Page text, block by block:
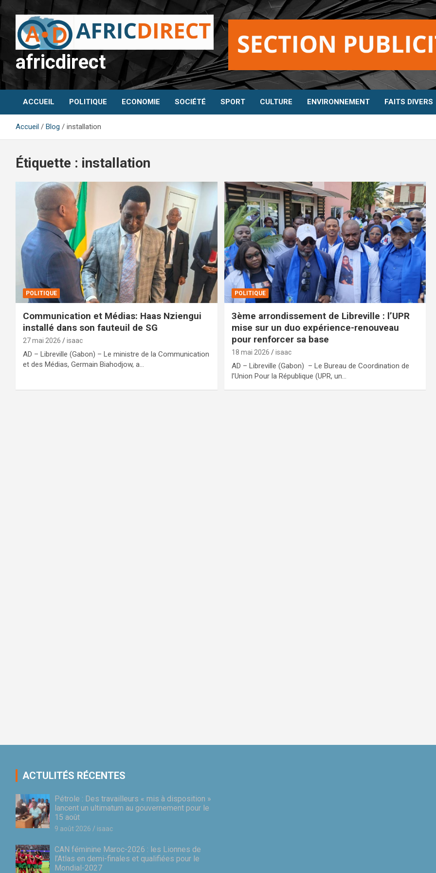
Aller
contenu
africdirect
ACCUEIL POLITIQUE ECONOMIE SOCIÉTÉ SPORT CULTURE ENVIRONNEMENT FAITS DIVERS
Accueil Blog installation
Étiquette : installation
POLITIQUE
Communication et Médias: Haas Nziengui
installé dans son fauteuil de SG
27 mai 2026 isaac
AD – Libreville (Gabon) – Le ministre de la Communication
et des Médias, Germain Biahodjow, a…
POLITIQUE
3ème arrondissement de Libreville : l’UPR
mise sur un duo expérience-renouveau
pour renforcer sa base
18 mai 2026 isaac
AD – Libreville (Gabon) – Le Bureau de Coordination de
l’Union Pour la République (UPR, un…
ACTULITÉS RÉCENTES
Pétrole : Des travailleurs « mis à disposition »
lancent un ultimatum au gouvernement pour le
15 août
9 août 2026 isaac
CAN féminine Maroc-2026 : les Lionnes de
l’Atlas en demi-finales et qualifiées pour le
Mondial-2027